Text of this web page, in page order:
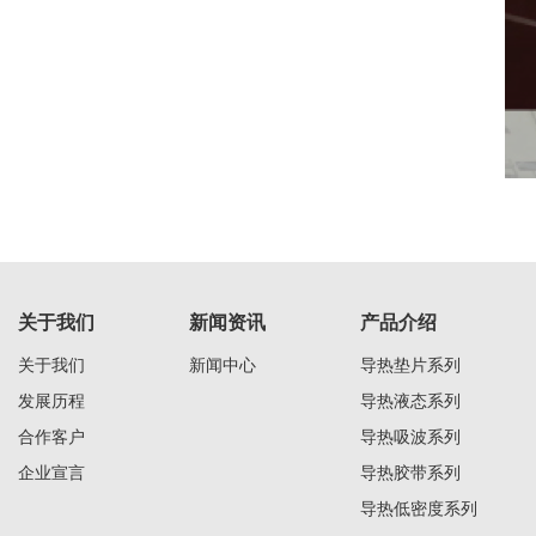
关于我们
关于我们
发展历程
合作客户
企业宣言
新闻资讯
新闻中心
产品介绍
导热垫片系列
导热液态系列
导热吸波系列
导热胶带系列
导热低密度系列